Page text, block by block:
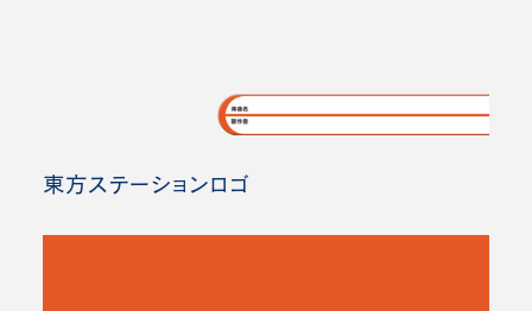
東方ステーションロゴ